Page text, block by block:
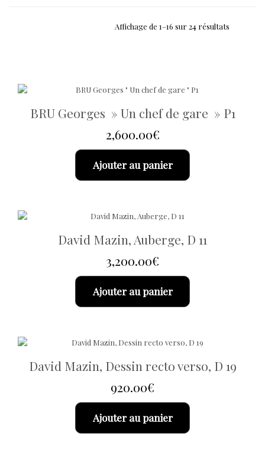
Affichage de 1–16 sur 24 résultats
BRU Georges » Un chef de gare » P1
2,600.00€
Ajouter au panier
David Mazin, Auberge, D 11
3,200.00€
Ajouter au panier
David Mazin, Dessin recto verso, D 19
920.00€
Ajouter au panier